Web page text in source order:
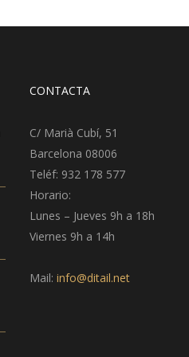
CONTACTA
C/ Marià Cubí, 51
Barcelona 08006
Teléf: 932 178 577
Horario:
Lunes – Jueves 9h a 18h
Viernes 9h a 14h
Mail: info@ditail.net